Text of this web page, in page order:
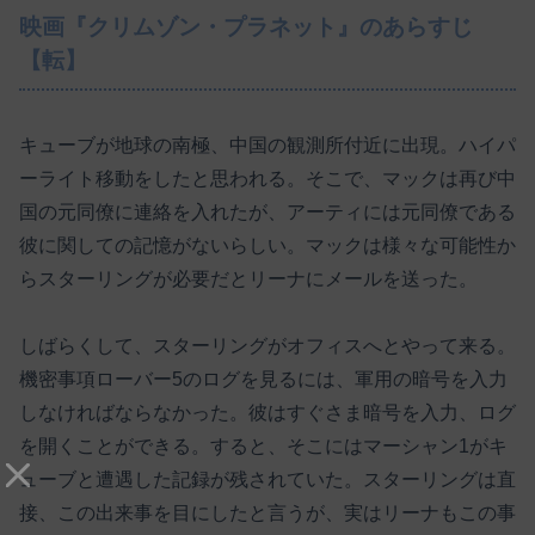
映画『クリムゾン・プラネット』のあらすじ
【転】
キューブが地球の南極、中国の観測所付近に出現。ハイパ
ーライト移動をしたと思われる。そこで、マックは再び中
国の元同僚に連絡を入れたが、アーティには元同僚である
彼に関しての記憶がないらしい。マックは様々な可能性か
らスターリングが必要だとリーナにメールを送った。
しばらくして、スターリングがオフィスへとやって来る。
機密事項ローバー5のログを見るには、軍用の暗号を入力
しなければならなかった。彼はすぐさま暗号を入力、ログ
を開くことができる。すると、そこにはマーシャン1がキ
ューブと遭遇した記録が残されていた。スターリングは直
接、この出来事を目にしたと言うが、実はリーナもこの事